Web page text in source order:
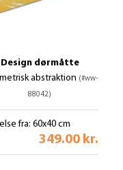
Design dørmåtte
abstraktion (#ww-
88042)
fra: 60x40 cm
349.00 kr.